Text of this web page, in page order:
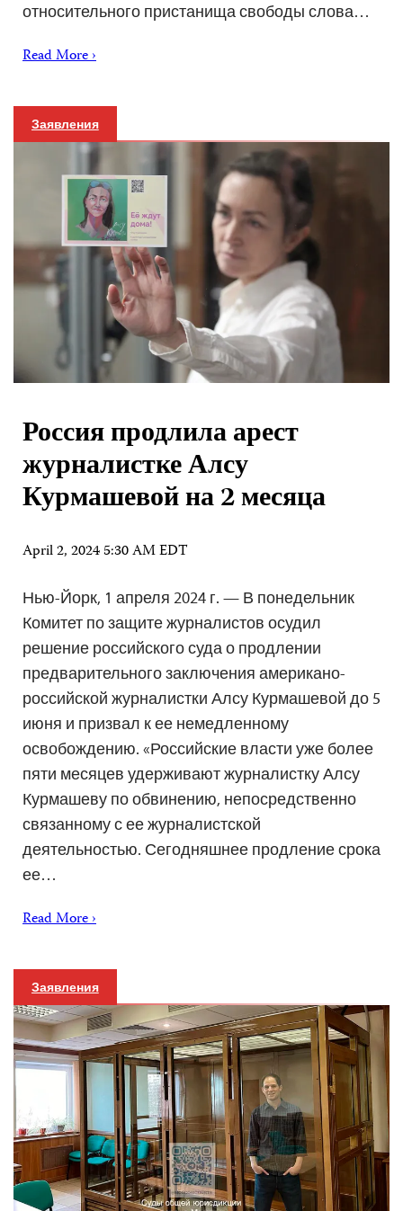
относительного пристанища свободы слова…
Read More ›
Заявления
Россия продлила арест
журналистке Алсу
Курмашевой на 2 месяца
April 2, 2024 5:30 AM EDT
Нью-Йорк, 1 апреля 2024 г. — В понедельник
Комитет по защите журналистов осудил
решение российского суда о продлении
предварительного заключения американо-
российской журналистки Алсу Курмашевой до 5
июня и призвал к ее немедленному
освобождению. «Российские власти уже более
пяти месяцев удерживают журналистку Алсу
Курмашеву по обвинению, непосредственно
связанному с ее журналистской
деятельностью. Сегодняшнее продление срока
ее…
Read More ›
Заявления